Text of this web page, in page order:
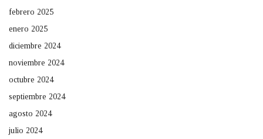
febrero 2025
enero 2025
diciembre 2024
noviembre 2024
octubre 2024
septiembre 2024
agosto 2024
julio 2024